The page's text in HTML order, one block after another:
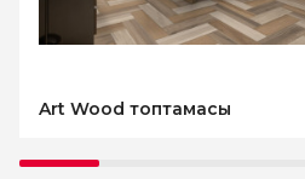
Art Wood топтамасы